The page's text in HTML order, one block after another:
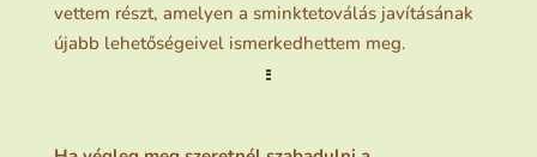
vettem részt, amelyen a sminktetoválás javításának
újabb lehetőségeivel ismerkedhettem meg.